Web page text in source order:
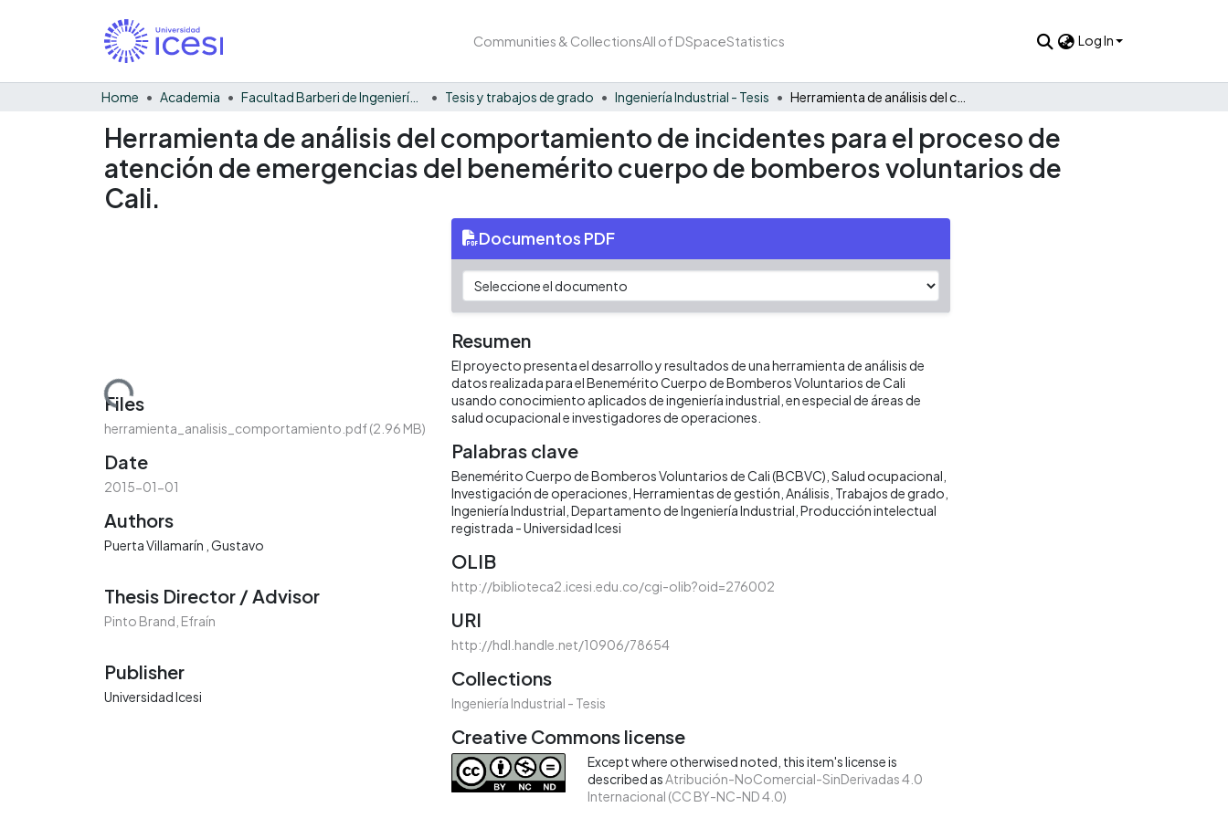
Communities & CollectionsAll of DSpaceStatistics Log In
Home Academia Facultad Barberi de Ingeniería, Diseño y Ciencias Aplicadas Tesis y trabajos de grado Ingeniería Industrial - Tesis
Herramienta de análisis del comportamiento de incidentes para el proceso de
atención de emergencias del benemérito cuerpo de bomberos voluntarios de
Cali.
Loading...
Files
herramienta_analisis_comportamiento.pdf(2.96 MB)
Date
2015-01-01
Authors
Puerta Villamarín , Gustavo
Thesis Director / Advisor
Pinto Brand, Efraín
Publisher
Universidad Icesi
Documentos PDF
Resumen
El proyecto presenta el desarrollo y resultados de una herramienta de análisis de
datos realizada para el Benemérito Cuerpo de Bomberos Voluntarios de Cali
usando conocimiento aplicados de ingeniería industrial, en especial de áreas de
salud ocupacional e investigadores de operaciones.
Palabras clave
Benemérito Cuerpo de Bomberos Voluntarios de Cali (BCBVC) Salud ocupacional
Investigación de operaciones Herramientas de gestión Análisis Trabajos de grado
Ingeniería Industrial Departamento de Ingeniería Industrial Producción intelectual
registrada - Universidad Icesi
OLIB
http://biblioteca2.icesi.edu.co/cgi-olib?oid=276002
URI
http://hdl.handle.net/10906/78654
Collections
Ingeniería Industrial - Tesis
Creative Commons license
Except where otherwised noted, this item's license is
described as Atribución-NoComercial-SinDerivadas 4.0
Internacional (CC BY-NC-ND 4.0)